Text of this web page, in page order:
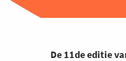
De 11de editie